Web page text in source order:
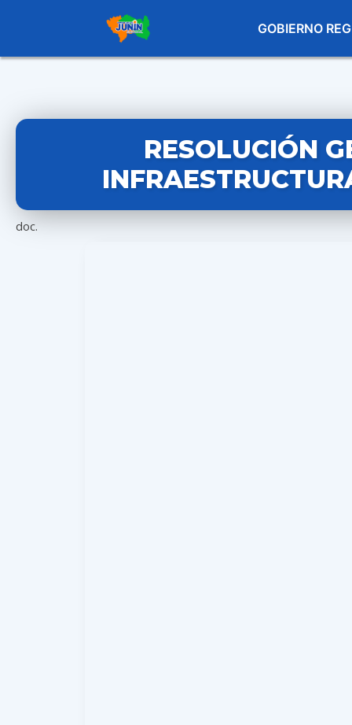
GOBIERNO
RESOLUCIÓN
doc.